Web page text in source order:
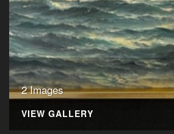
2 Images
VIEW GALLERY